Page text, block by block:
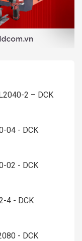
2 – DCK
04 - DCK
02 - DCK
4 - DCK
- DCK